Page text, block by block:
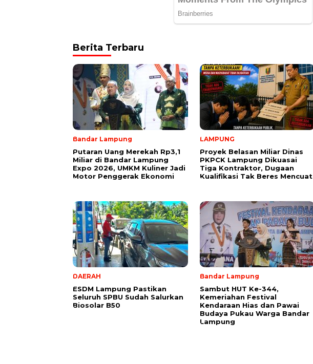
Berita Terbaru
Bandar Lampung
Putaran Uang Merekah Rp3,1
Miliar di Bandar Lampung
Expo 2026, UMKM Kuliner Jadi
Motor Penggerak Ekonomi
LAMPUNG
Proyek Belasan Miliar Dinas
PKPCK Lampung Dikuasai
Tiga Kontraktor, Dugaan
Kualifikasi Tak Beres Mencuat
DAERAH
ESDM Lampung Pastikan
Seluruh SPBU Sudah Salurkan
Biosolar B50
Bandar Lampung
Sambut HUT Ke-344,
Kemeriahan Festival
Kendaraan Hias dan Pawai
Budaya Pukau Warga Bandar
Lampung